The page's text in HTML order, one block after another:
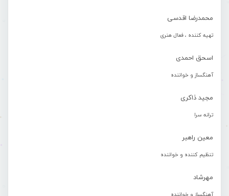
محمدرضا اقدسی
تهیه کننده ، فعال هنری
اسحق احمدی
آهنگساز و خواننده
مجید ذاکری
ترانه سرا
معین راهبر
تنظیم کننده و خواننده
مهرشاد